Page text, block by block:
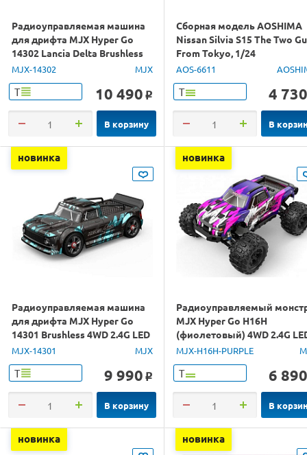
Радиоуправляемая машина
для дрифта MJX Hyper Go
14302 Lancia Delta Brushless
4WD 2.4G LED 1/14 RTR
MJX-14302 MJX
Т 10 490 o
В корзину
Сборная модель AOSHIMA
Nissan Silvia S15 The Two
From Tokyo, 1/24
AOS-6611
Т 4 730
В
новинка
Радиоуправляемая машина
для дрифта MJX Hyper Go
14301 Brushless 4WD 2.4G LED
1/14 RTR
MJX-14301 MJX
Т 9 990 o
В корзину
новинка
Радиоуправляемый
MJX Hyper Go H16H
(фиолетовый) 4WD 2.4G
GPS 1/16 RTR
MJX-H16H-PURPLE
Т 6 890
В
новинка новинка